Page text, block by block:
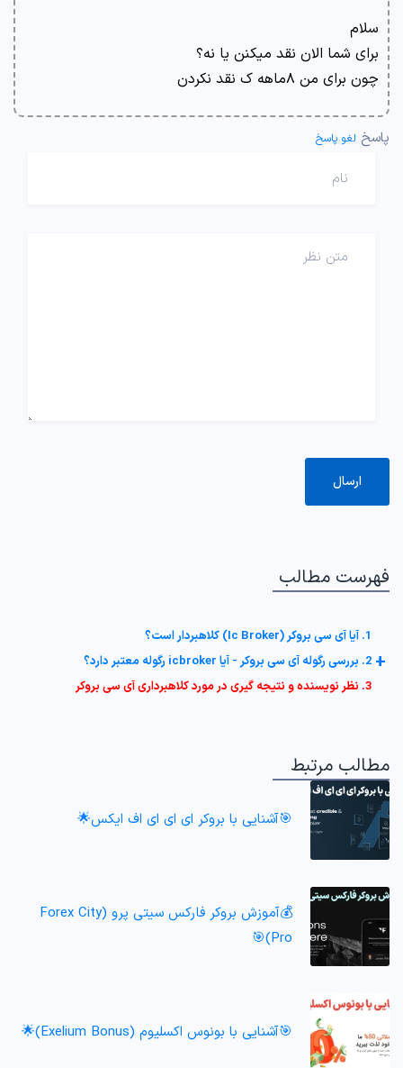
سلام
برای شما الان نقد میکنن یا نه؟
چون برای من ۸ماهه ک نقد نکردن
پاسخ لغو پاسخ
فهرست مطالب
1. آیا آی سی بروکر (Ic Broker) کلاهبردار است؟
2. بررسی رگوله آی سی بروکر - آیا icbroker رگوله معتبر دارد؟ +
3. نظر نویسنده و نتیجه گیری در مورد کلاهبرداری آی سی بروکر
مطالب مرتبط
🎯آشنایی با بروکر ای ای ای اف ایکس🌟
💰آموزش بروکر فارکس سیتی پرو (Forex City
Pro)🎯
🎯آشنایی با بونوس اکسلیوم (Exelium Bonus)🌟